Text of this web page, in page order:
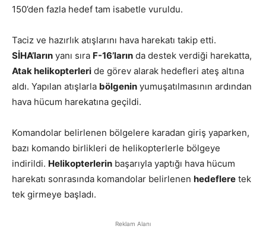
150’den fazla hedef tam isabetle vuruldu.
Taciz ve hazırlık atışlarını hava harekatı takip etti.
SİHA’ların yanı sıra F-16’ların da destek verdiği harekatta,
Atak helikopterleri de görev alarak hedefleri ateş altına
aldı. Yapılan atışlarla bölgenin yumuşatılmasının ardından
hava hücum harekatına geçildi.
Komandolar belirlenen bölgelere karadan giriş yaparken,
bazı komando birlikleri de helikopterlerle bölgeye
indirildi. Helikopterlerin başarıyla yaptığı hava hücum
harekatı sonrasında komandolar belirlenen hedeflere tek
tek girmeye başladı.
Reklam Alanı